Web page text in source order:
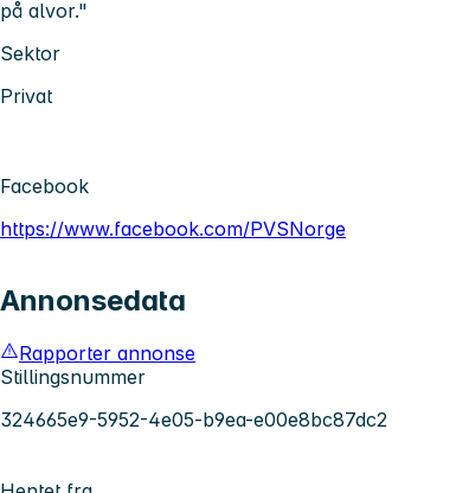
på alvor."
Sektor
Privat
Facebook
https://www.facebook.com/PVSNorge
Annonsedata
Rapporter annonse
Stillingsnummer
324665e9-5952-4e05-b9ea-e00e8bc87dc2